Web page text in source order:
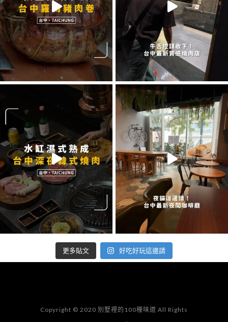
更多貼文 好吃好玩這邊請
Copyright © 2020 別墅裡的100種味道 All Rights